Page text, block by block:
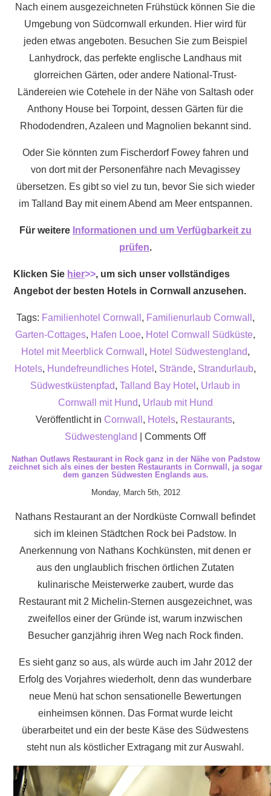
Nach einem ausgezeichneten Frühstück können Sie die
Umgebung von Südcornwall erkunden. Hier wird für
jeden etwas angeboten. Besuchen Sie zum Beispiel
Lanhydrock, das perfekte englische Landhaus mit
glorreichen Gärten, oder andere National-Trust-
Ländereien wie Cotehele in der Nähe von Saltash oder
Anthony House bei Torpoint, dessen Gärten für die
Rhododendren, Azaleen und Magnolien bekannt sind.
Oder Sie könnten zum Fischerdorf Fowey fahren und
von dort mit der Personenfähre nach Mevagissey
übersetzen. Es gibt so viel zu tun, bevor Sie sich wieder
im Talland Bay mit einem Abend am Meer entspannen.
Für weitere Informationen und um Verfügbarkeit zu
prüfen.
Klicken Sie hier>>, um sich unser vollständiges
Angebot der besten Hotels in Cornwall anzusehen.
Tags: Familienhotel Cornwall , Familienurlaub Cornwall ,
Garten-Cottages, Hafen Looe, Hotel Cornwall Südküste,
Hotel mit Meerblick Cornwall , Hotel Südwestengland,
Hotels, Hundefreundliches Hotel , Strände, Strandurlaub,
Südwestküstenpfad,Talland Bay Hotel , Urlaub in
Cornwall mit Hund, Urlaub mit Hund
Veröffentlicht in Cornwall , Hotels, Restaurants,
Südwestengland
|Comments Offon
Talland
ein
bezauberndes
Hotel,
das
direkt
am
zwischen
Looe
Polperro
liegt.
Nathan Outlaws Restaurant in Rock ganz in der Nähe von Padstow
zeichnet sich als eines der besten Restaurants in Cornwall, ja sogar
dem ganzen Südwesten Englands aus.
Monday, March 5th, 2012
Nathans Restaurant an der Nordküste Cornwall befindet
sich im kleinen Städtchen Rock bei Padstow. In
Anerkennung von Nathans Kochkünsten, mit denen er
aus den unglaublich frischen örtlichen Zutaten
kulinarische Meisterwerke zaubert, wurde das
Restaurant mit 2 Michelin-Sternen ausgezeichnet, was
zweifellos einer der Gründe ist, warum inzwischen
Besucher ganzjährig ihren Weg nach Rock finden.
Es sieht ganz so aus, als würde auch im Jahr 2012 der
Erfolg des Vorjahres wiederholt, denn das wunderbare
neue Menü hat schon sensationelle Bewertungen
einheimsen können. Das Format wurde leicht
überarbeitet und ein der beste Käse des Südwestens
steht nun als köstlicher Extragang mit zur Auswahl.